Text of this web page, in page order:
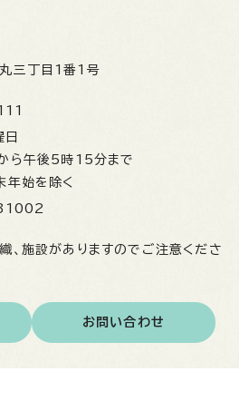
三丁目1番1号
日
ら午後5時15分まで
年始を除く
、施設がありますのでご注意くださ
お問い合わせ